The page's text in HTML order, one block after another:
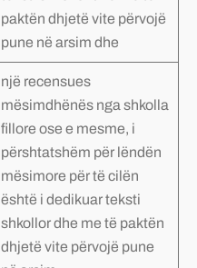
paktën dhjetë vite përvojë
pune në arsim dhe
një recensues
mësimdhënës nga shkolla
fillore ose e mesme, i
përshtatshëm për lëndën
mësimore për të cilën
është i dedikuar teksti
shkollor dhe me të paktën
dhjetë vite përvojë pune